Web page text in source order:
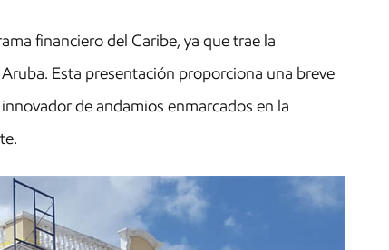
financiero del Caribe, ya que trae la
Esta presentación proporciona una breve
de andamios enmarcados en la